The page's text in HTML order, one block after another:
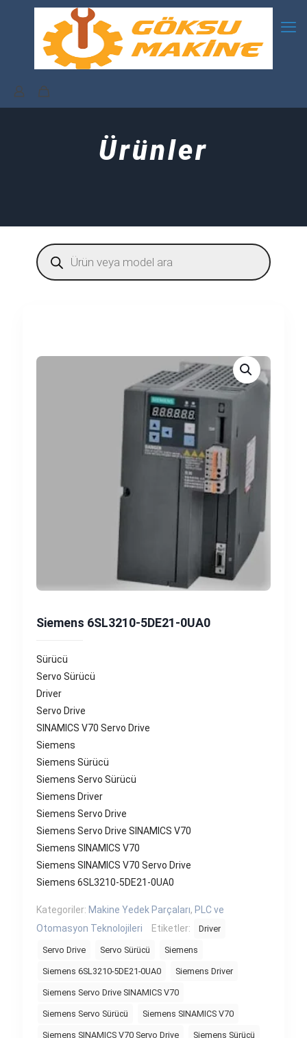
Ürünler
Products
search
Siemens 6SL3210-5DE21-0UA0
Sürücü
Servo Sürücü
Driver
Servo Drive
SINAMICS V70 Servo Drive
Siemens
Siemens Sürücü
Siemens Servo Sürücü
Siemens Driver
Siemens Servo Drive
Siemens Servo Drive SINAMICS V70
Siemens SINAMICS V70
Siemens SINAMICS V70 Servo Drive
Siemens 6SL3210-5DE21-0UA0
Kategoriler: Makine Yedek Parçaları, PLC ve
Otomasyon Teknolojileri
Etiketler: Driver
Servo Drive Servo Sürücü Siemens
Siemens 6SL3210-5DE21-0UA0 Siemens Driver
Siemens Servo Drive SINAMICS V70
Siemens Servo Sürücü Siemens SINAMICS V70
Siemens SINAMICS V70 Servo Drive Siemens Sürücü